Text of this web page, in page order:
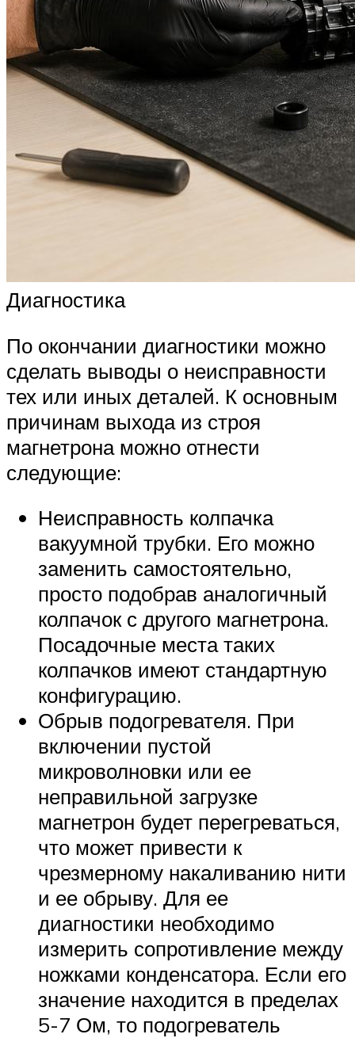
Диагностика
По окончании диагностики можно
сделать выводы о неисправности
тех или иных деталей. К основным
причинам выхода из строя
магнетрона можно отнести
следующие:
Неисправность колпачка
вакуумной трубки. Его можно
заменить самостоятельно,
просто подобрав аналогичный
колпачок с другого магнетрона.
Посадочные места таких
колпачков имеют стандартную
конфигурацию.
Обрыв подогревателя. При
включении пустой
микроволновки или ее
неправильной загрузке
магнетрон будет перегреваться,
что может привести к
чрезмерному накаливанию нити
и ее обрыву. Для ее
диагностики необходимо
измерить сопротивление между
ножками конденсатора. Если его
значение находится в пределах
5-7 Ом, то подогреватель